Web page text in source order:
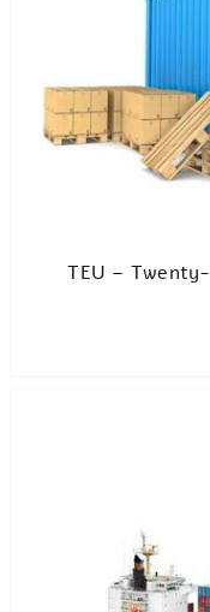
נפח של מכולה נמדד ביחידות ששמן TEU – Twenty-